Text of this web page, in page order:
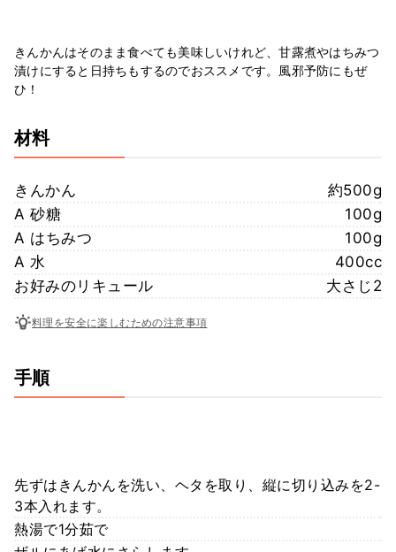
きんかんはそのまま食べても美味しいけれど、甘露煮やはちみつ
漬けにすると日持ちもするのでおススメです。風邪予防にもぜ
ひ！
材料
きんかん
約500g
A 砂糖
100g
A はちみつ
100g
A 水
400cc
お好みのリキュール
大さじ2
料理を安全に楽しむための注意事項
手順
先ずはきんかんを洗い、ヘタを取り、縦に切り込みを2-
3本入れます。
熱湯で1分茹で